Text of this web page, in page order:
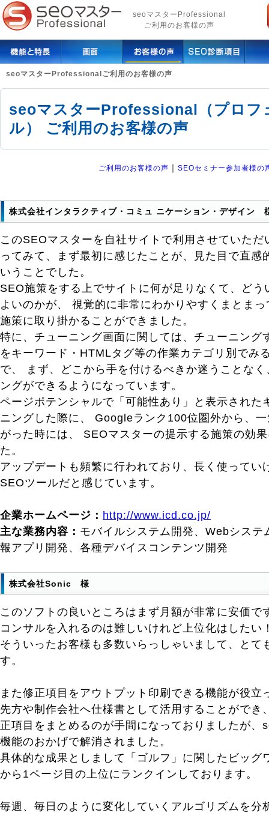
seoマスターProfessional
ご利用のお客様の声
seoマスターProfessionalご利用のお客様の声
seoマスターProfessional（プロフ
ル） ご利用のお客様の声
ご利用のお客様の声 ｜ SEOセミナー参加者様の
株式会社インタラクティブ・コミュ ニケーション・デザイン
このSEOマスターを自社サイトで利用させていただ
ってみて、まず最初に感じたことが、見た目で直感
いうことでした。
SEO施策をする上でサイトに何が足りなくて、どう
よいのかが、 視覚的に非常にわかりやすくまとま
施策に取り掛かることができました。
特に、チューニング画面に関しては、チューニング
をキーワード・HTMLタグ等の作業カテゴリ別でみ
で、 まず、どこから手を付けるべきか迷うことな
ングができるようになっています。
ページポテンシャルで「可能性あり」と表示された
ニングした際に、 Googleランク100位圏外から、
がった時には、 SEOマスターの提示する施策の効
た。
アップデートも頻繁に行われており、長く使ってい
SEOツールだと感じています。
企業ホームページ： http://www.icd.co.jp/
主な業務内容： モバイルシステム開発、Webシステ
報アプリ開発、各種デバイスコンテンツ開発
株式会社Sonic 様
このソフトの良いところはまず月額が非常に安価で
コンサルを入れるのは難しいけれど上位化はしたい
そういったお客様も多数いらっしゃいまして、とて
す。
また修正項目をアウトプット印刷できる機能が役立
先方や制作会社へ仕様書として活用することができ
正項目をまとめるのが手間になっておりましたが、
機能のおかげで解消されました。
具体的な成果としまして「ゴルフ」に関したビッグ
から1ページ目の上位にランクインしております。
毎週、毎日のように変化していくアルゴリズムを分